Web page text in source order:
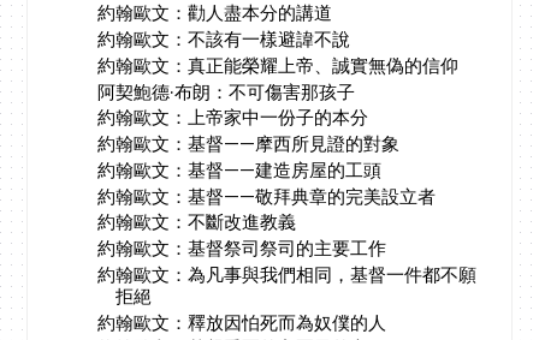
約翰歐文：勸人盡本分的講道
約翰歐文：不該有一樣避諱不說
約翰歐文：真正能榮耀上帝、誠實無偽的信仰
阿契鮑德·布朗：不可傷害那孩子
約翰歐文：上帝家中一份子的本分
約翰歐文：基督——摩西所見證的對象
約翰歐文：基督——建造房屋的工頭
約翰歐文：基督——敬拜典章的完美設立者
約翰歐文：不斷改進教義
約翰歐文：基督祭司祭司的主要工作
約翰歐文：為凡事與我們相同，基督一件都不願
拒絕
約翰歐文：釋放因怕死而為奴僕的人